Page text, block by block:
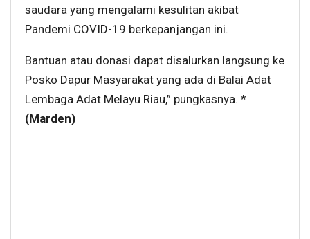
saudara yang mengalami kesulitan akibat
Pandemi COVID-19 berkepanjangan ini.
Bantuan atau donasi dapat disalurkan langsung ke
Posko Dapur Masyarakat yang ada di Balai Adat
Lembaga Adat Melayu Riau,” pungkasnya. *
(Marden)